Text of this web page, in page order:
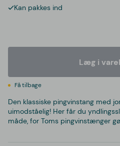
Kan pakkes ind
Læg i
Få tilbage
Den klassiske pingvinstang med
uimodståelig! Her får du
måde, for Toms pingvinstænger